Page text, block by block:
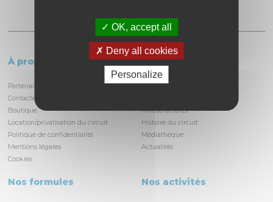
À propos
Partenaires et locataires
Contactez-nous
Boutique
Location/privatisation du circuit
Politique de confidentialité
Mentions légales
Cookies
Le circuit
Informations pratiques
Infrastructures
Histoire du circuit
Médiathèque
Actualités
Nos formules Nos activités
OK, accept all
Deny all cookies
Personalize